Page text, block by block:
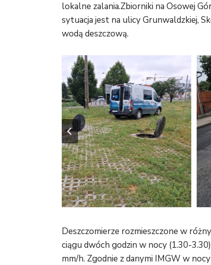
lokalne zalania.Zbiorniki na Osowej
sytuacja jest na ulicy Grunwaldzkiej,
wodą deszczową.
Deszczomierze rozmieszczone w
ciągu dwóch godzin w nocy (1.30-
mm/h. Zgodnie z danymi IMGW w